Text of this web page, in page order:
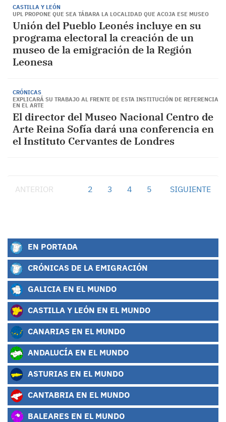
CASTILLA Y LEÓN
UPL PROPONE QUE SEA TÁBARA LA LOCALIDAD QUE ACOJA ESE MUSEO
Unión del Pueblo Leonés incluye en su
programa electoral la creación de un
museo de la emigración de la Región
Leonesa
CRÓNICAS
EXPLICARÁ SU TRABAJO AL FRENTE DE ESTA INSTITUCIÓN DE REFERENCIA
EN EL ARTE
El director del Museo Nacional Centro de
Arte Reina Sofía dará una conferencia en
el Instituto Cervantes de Londres
ANTERIOR 2 3 4 5 SIGUIENTE
EN PORTADA
CRÓNICAS DE LA EMIGRACIÓN
GALICIA EN EL MUNDO
CASTILLA Y LEÓN EN EL MUNDO
CANARIAS EN EL MUNDO
ANDALUCÍA EN EL MUNDO
ASTURIAS EN EL MUNDO
CANTABRIA EN EL MUNDO
BALEARES EN EL MUNDO